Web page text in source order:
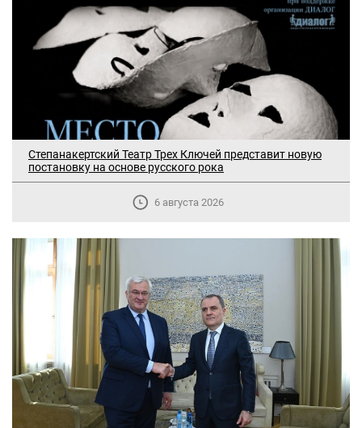
Степанакертский Театр Трех Ключей представит новую
постановку на основе русского рока
6 августа 2026
В Москве прошло заседание
дискуссионного форума «Лорис
Меликов» на тему: «ООН и
предотвращение геноцидов»
«Лорис Меликов» начинает свою